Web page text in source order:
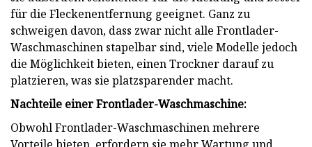
für die Fleckenentfernung geeignet. Ganz zu
schweigen davon, dass zwar nicht alle Frontlader-
Waschmaschinen stapelbar sind, viele Modelle jedoch
die Möglichkeit bieten, einen Trockner darauf zu
platzieren, was sie platzsparender macht.
Nachteile einer Frontlader-Waschmaschine:
Obwohl Frontlader-Waschmaschinen mehrere